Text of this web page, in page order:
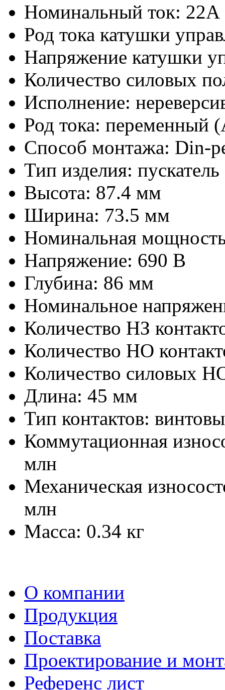
Номинальный ток: 22А
Род тока катушки
Напряжение катушки
Количество силовых
Исполнение:
Род тока: переменный
Способ монтажа: Din-
Тип изделия: пускатель
Высота: 87.4 мм
Ширина: 73.5 мм
Номинальная
Напряжение: 690 В
Глубина: 86 мм
Номинальное
Количество НЗ
Количество НО
Количество силовых
Длина: 45 мм
Тип контактов:
Коммутационная
млн
Механическая
млн
Масса: 0.34 кг
О компании
Продукция
Поставка
Проектирование и
Референс лист